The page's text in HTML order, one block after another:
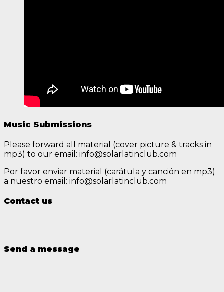
Music Submissions
Please forward all material (cover picture & tracks in
mp3) to our email: info@solarlatinclub.com
Por favor enviar material (carátula y canción en mp3)
a nuestro email: info@solarlatinclub.com
Contact us
Send a message